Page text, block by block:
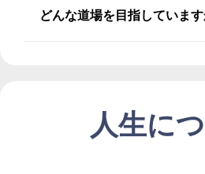
どんな道場を目指しています
人生に